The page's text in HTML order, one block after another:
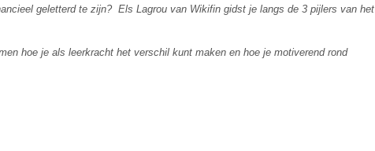
geletterd te zijn? Els Lagrou van Wikifin gidst je langs de 3 pijlers van het
hoe je als leerkracht het verschil kunt maken en hoe je motiverend rond